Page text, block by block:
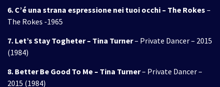
6. C’é una strana espressione nei tuoi occhi – The Rokes –
The Rokes -1965
7. Let’s Stay Togheter – Tina Turner– Private Dancer – 2015
(1984)
8. Better Be Good To Me – Tina Turner– Private Dancer –
2015 (1984)